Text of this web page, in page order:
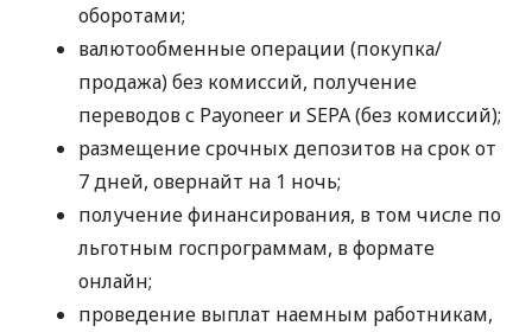
оборотами;
валютообменные операции (покупка/
продажа) без комиссий, получение
переводов с Payoneer и SEPA (без комиссий);
размещение срочных депозитов на срок от
7 дней, овернайт на 1 ночь;
получение финансирования, в том числе по
льготным госпрограммам, в формате
онлайн;
проведение выплат наемным работникам,